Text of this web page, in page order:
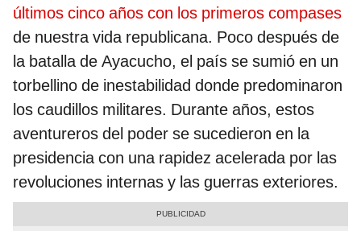
últimos cinco años con los primeros compases
de nuestra vida republicana. Poco después de
la batalla de Ayacucho, el país se sumió en un
torbellino de inestabilidad donde predominaron
los caudillos militares. Durante años, estos
aventureros del poder se sucedieron en la
presidencia con una rapidez acelerada por las
revoluciones internas y las guerras exteriores.